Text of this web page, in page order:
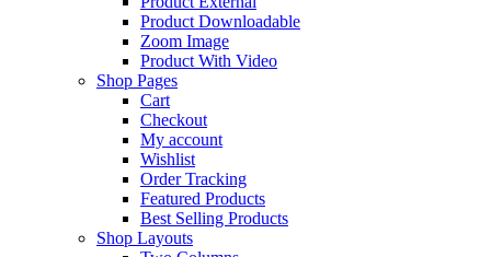
Product Downloadable
Zoom Image
Product With Video
Shop Pages
Cart
Checkout
My account
Wishlist
Order Tracking
Featured Products
Best Selling Products
Shop Layouts